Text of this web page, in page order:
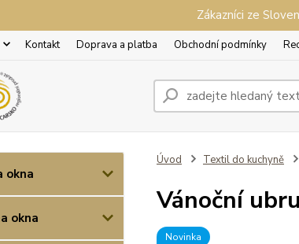
Zákazníci ze
Kontakt Doprava a platba Obchodní podmínky
okna
okna
Úvod Textil do kuchyně
Vánoční
Novinka